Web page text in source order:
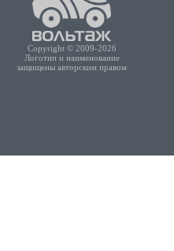
Copyright © 2009-2026
Логотип и наименование
защищены авторским правом